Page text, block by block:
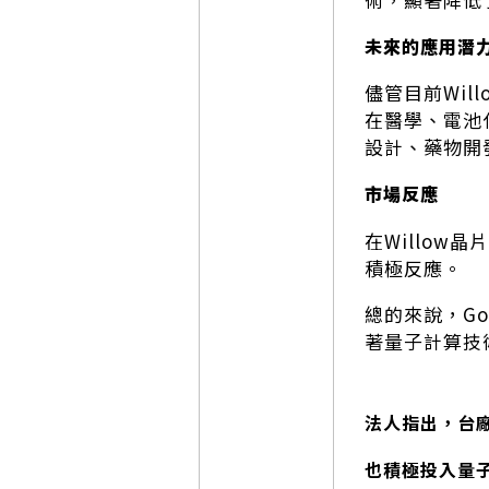
未來的應用潛
儘管目前
在醫學、電
設計、藥物
市場反應
在Willow晶
積極反應。
總的來說，
著量子計算
法人指出，台
也積極投入量